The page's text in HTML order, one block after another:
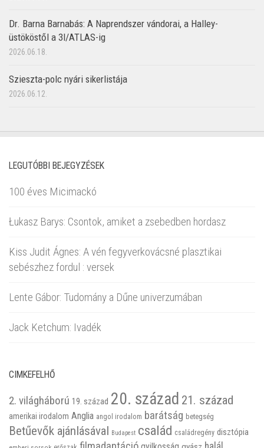
Dr. Barna Barnabás: A Naprendszer vándorai, a Halley-
üstököstől a 3I/ATLAS-ig
2026.06.18.
Szieszta-polc nyári sikerlistája
2026.06.12.
LEGUTÓBBI BEJEGYZÉSEK
100 éves Micimackó
Łukasz Barys: Csontok, amiket a zsebedben hordasz
Kiss Judit Ágnes: A vén fegyverkovácsné plasztikai
sebészhez fordul : versek
Lente Gábor: Tudomány a Dűne univerzumában
Jack Ketchum: Ivadék
CIMKEFELHŐ
2. világháború 19. század 20. század 21. század
amerikai irodalom Anglia angol irodalom barátság betegség
Betűevők ajánlásával Budapest család családregény disztópia